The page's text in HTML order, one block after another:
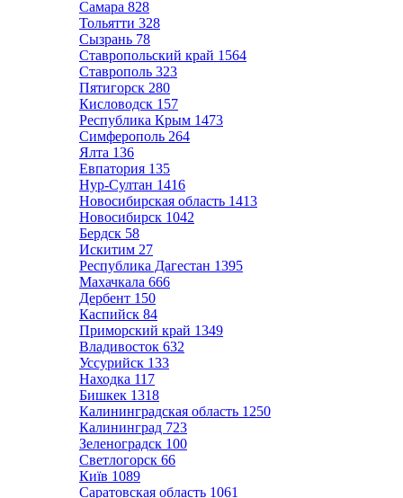
Самара 828
Тольятти 328
Сызрань 78
Ставропольский край 1564
Ставрополь 323
Пятигорск 280
Кисловодск 157
Республика Крым 1473
Симферополь 264
Ялта 136
Евпатория 135
Нур-Султан 1416
Новосибирская область 1413
Новосибирск 1042
Бердск 58
Искитим 27
Республика Дагестан 1395
Махачкала 666
Дербент 150
Каспийск 84
Приморский край 1349
Владивосток 632
Уссурийск 133
Находка 117
Бишкек 1318
Калининградская область 1250
Калининград 723
Зеленоградск 100
Светлогорск 66
Київ 1089
Саратовская область 1061